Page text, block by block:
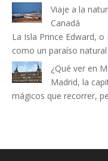
Viaje a la
Canadá
La Isla Prince Edward,
como un paraíso
¿Qué ver en
Madrid, la
mágicos que recorrer,